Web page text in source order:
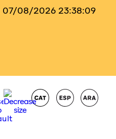
07/08/2026 23:38:10